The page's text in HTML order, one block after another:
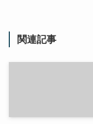
関連記事